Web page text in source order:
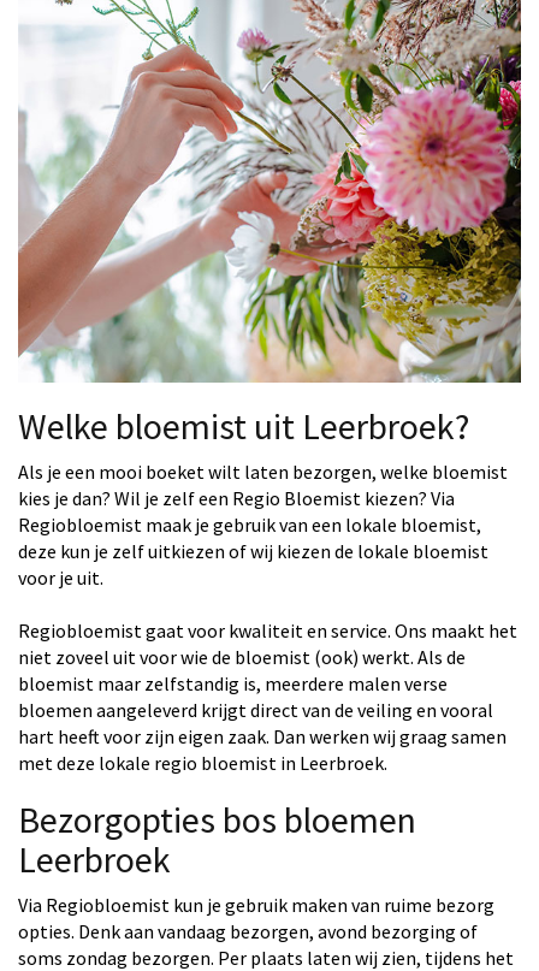
Welke bloemist uit Leerbroek?
Als je een mooi boeket wilt laten bezorgen, welke bloemist
kies je dan? Wil je zelf een Regio Bloemist kiezen? Via
Regiobloemist maak je gebruik van een lokale bloemist,
deze kun je zelf uitkiezen of wij kiezen de lokale bloemist
voor je uit.
Regiobloemist gaat voor kwaliteit en service. Ons maakt het
niet zoveel uit voor wie de bloemist (ook) werkt. Als de
bloemist maar zelfstandig is, meerdere malen verse
bloemen aangeleverd krijgt direct van de veiling en vooral
hart heeft voor zijn eigen zaak. Dan werken wij graag samen
met deze lokale regio bloemist in Leerbroek.
Bezorgopties bos bloemen
Leerbroek
Via Regiobloemist kun je gebruik maken van ruime bezorg
opties. Denk aan vandaag bezorgen, avond bezorging of
soms zondag bezorgen. Per plaats laten wij zien, tijdens het